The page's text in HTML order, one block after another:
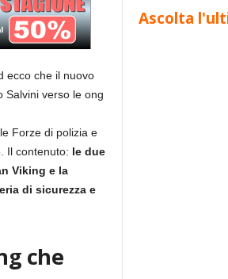
ecco che il nuovo
Salvini verso le ong
Forze di polizia e
Il contenuto: le due
Viking e la
di sicurezza e
che
Ascolta